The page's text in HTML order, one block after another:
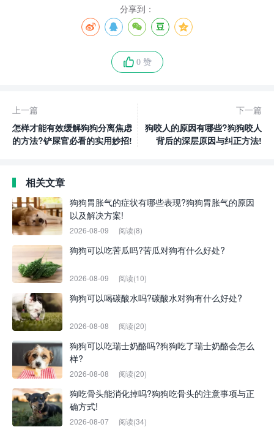
分享到：
0 赞
上一篇
怎样才能有效缓解狗狗分离焦虑
的方法?铲屎官必看的实用妙招!
下一篇
狗咬人的原因有哪些?狗狗咬人
背后的深层原因与纠正方法!
相关文章
狗狗胃胀气的症状有哪些表现?狗狗胃胀气的原因
以及解决方案!
2026-08-09 阅读(8)
狗狗可以吃苦瓜吗?苦瓜对狗有什么好处?
2026-08-09 阅读(10)
狗狗可以喝碳酸水吗?碳酸水对狗有什么好处?
2026-08-08 阅读(20)
狗狗可以吃瑞士奶酪吗?狗狗吃了瑞士奶酪会怎么
样?
2026-08-08 阅读(20)
狗吃骨头能消化掉吗?狗狗吃骨头的注意事项与正
确方式!
2026-08-07 阅读(34)